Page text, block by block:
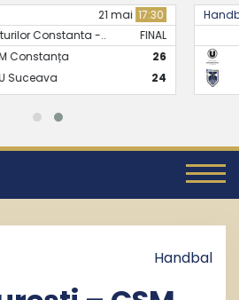
-..
FINAL
Handbal
CS
CSM
Handbal